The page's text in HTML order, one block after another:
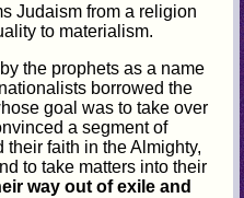
Judaism from a religion
to materialism.
the prophets as a name
borrowed the
goal was to take over
a segment of
faith in the Almighty,
to take matters into their
way out of exile and